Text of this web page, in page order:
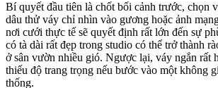
Bí quyết đầu tiên là chốt bối cảnh trước, chọn
dâu thử váy chỉ nhìn vào gương hoặc ảnh
nơi cưới thực tế sẽ quyết định rất lớn đến sự
có tà dài rất đẹp trong studio có thể trở thành
ở sân vườn nhiều gió. Ngược lại, váy ngắn rất
thiếu độ trang trọng nếu bước vào một không
thống.